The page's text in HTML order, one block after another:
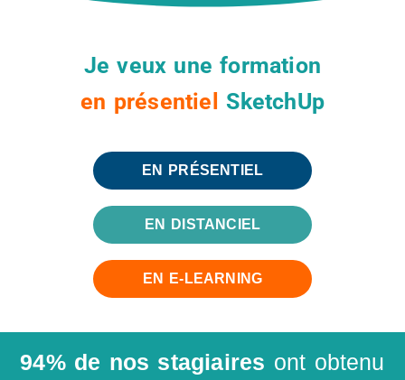
Je veux une formation
en présentiel
en distanciel
SketchUp
EN PRÉSENTIEL
EN DISTANCIEL
EN E-LEARNING
94% de nos stagiaires ont obtenu